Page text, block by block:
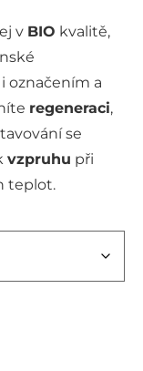
v BIO kvalitě,
označením a
regeneraci,
se
vzpruhu při
teplot.